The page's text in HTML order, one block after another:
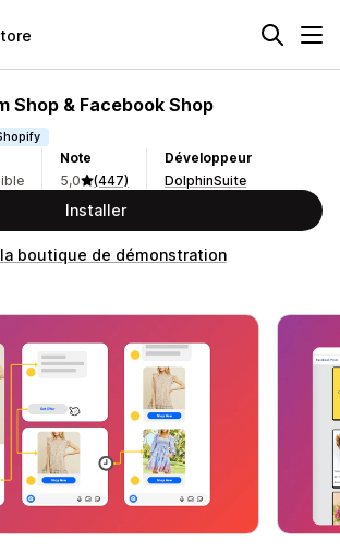
Shop & Facebook Shop
Note
5,0
(447)
Développeur
DolphinSuite
Installer
boutique de démonstration